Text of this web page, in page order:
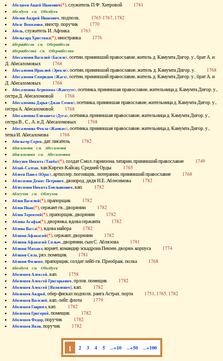
Абелдеев Авдей Иванович(*), служитель П.Ф. Хитровой 1781
Абелдуев см. Оболдуев
Абелов Андрей Иванович, подполк. 1765-1767, 1782
Абелс Вениамин, иностр. поручик 1770
Абель, служитель И. Афлика 1763
Абельгард Христина(*), иностранка 1776
Абернибесов см. Обернибесов
Абернибесова см. Обернибесова
Абесаломов Василий (Басиле), осетин, принявший православие, житель д. Камумта Дигор. у., брат А. и
Д. Абесаломовых 1768
Абесаломов Ираклий (Эрекле), осетин, принявший православие, житель д. Камумта Дигор. у. 1768
Абесаломов Спиридон (Жага), осетин, принявший православие, житель д. Камумта Дигор. у., брат А. и
Д. Абесаломовых 1768
Абесаломова Агрипина (Жантуте), осетинка, принявшая православие, жительница д. Камумта Дигор. у.,
сестра Д. Абесаломовой 1768
Абесаломова Дарья (Джан Семен), осетинка, принявшая православие, жительница д. Камумта Дигор. у.,
сестра А. Абесаломовой 1768
Абесаломова Елизавета (Дуга), осетинка, принявшая православие, жительница д. Камумта Дигор. у.,
сестра В., С., А. и Д. Абесаломовых 1768
Абесаломова Фекла (Жамкис), осетинка, принявшая православие, жительница д. Камумта Дигор. у.,
тетка И. Абесаломова 1768
Абильгор Серен, дат. писатель 1782
Абисаломов см. Абесаломов
Абисаломова см. Абесаломова
Абкузин Никита (Танба)(*), солдат Смол. гарнизона, татарин, принявший православие 1749
Аблай-Салтан, хан Киргиз-Кайсац. Средней Орды 1765
Аблеев Павел (Юрас), артиллер. погонщик, лютеранин, принявший православие 1768
Аблесимов Денис Петрович, двоюрод. дядя Н.Е. Аблесимова 1782
Аблесимов Никита Емельянович, кап. 1782
Аблеухов см. Облеухов
Аблов Василий(*), прапорщик 1782
Аблов Иван(*), сержант гв., дворянин 1782
Аблов Терентий(*), прапорщик, дворянин 1782
Аблова Агафья(*), дворянка, вдова сержанта 1782
Аблова Васса(*), вдова майора 1782
Аблязов Афанасий(*), сержант, дворянин 1782
Аблязов Афанасий Силыч, дворянин, сын С. Аблязова 1781
Аблязов Михаил, корнет, командир эскадрона Пензен. дворян. корпуса 1774
Аблязов Сила, ряз. помещик 1781
Аблязов Филипп, прапорщик, солдат лейб-гв. Преображ. полка 1768
Аболдуев см. Оболдуев
Аболешев Алексей, кап. 1758
Аболешев Алексей Григорьевич, орлов. помещик 1782
Аболешев Алексей [Яковлевич], кап. 1782
Аболешев Андрей, обер-фискал подполк. ранга Астрах. порта 1751, 1765, 1782
Аболешев Василий, кап.-лейт. флота 1779
Аболешев Гавриил, кап. 1782
Аболешев Григорий, помещик 1782
Аболешев Федор, поручик 1782
Аболешев Яков, поручик 1782
1 2 3 4 5 ..+10 ..+50 ..+100